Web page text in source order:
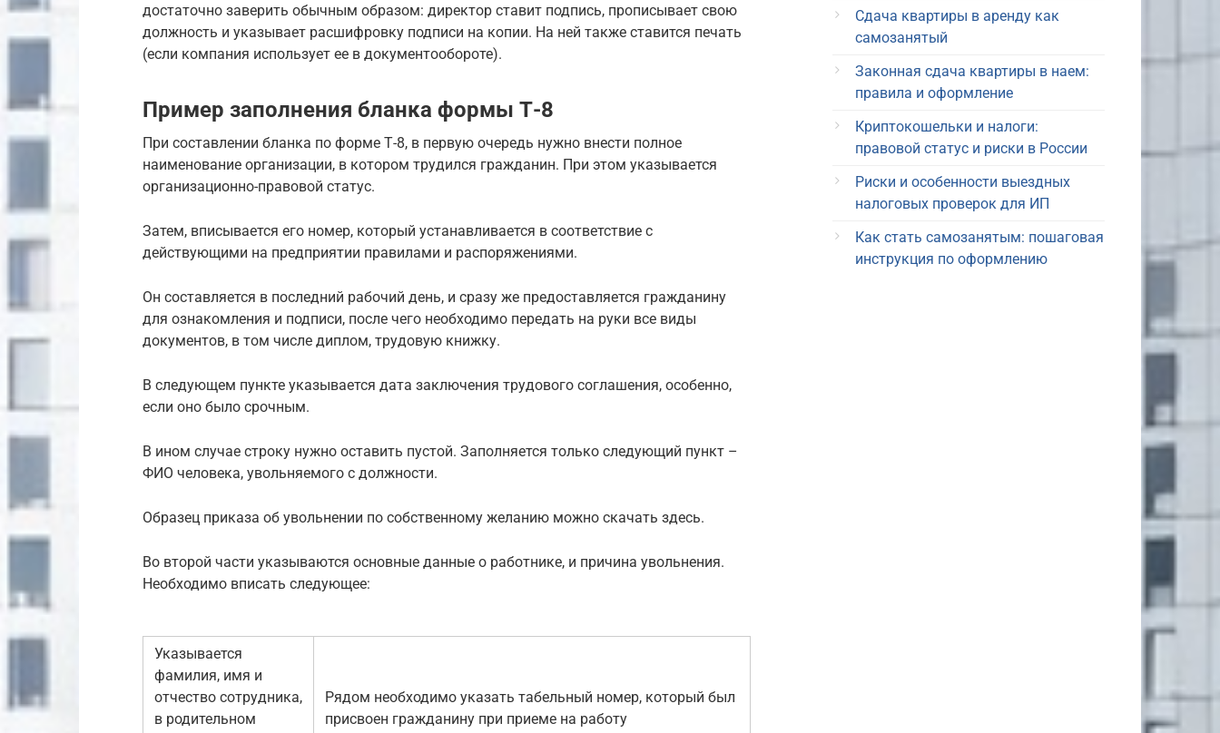
достаточно заверить обычным образом: директор ставит подпись, прописывает свою
должность и указывает расшифровку подписи на копии. На ней также ставится печать
(если компания использует ее в документообороте).
Пример заполнения бланка формы Т-8
При составлении бланка по форме Т-8, в первую очередь нужно внести полное
наименование организации, в котором трудился гражданин. При этом указывается
организационно-правовой статус.
Затем, вписывается его номер, который устанавливается в соответствие с
действующими на предприятии правилами и распоряжениями.
Он составляется в последний рабочий день, и сразу же предоставляется гражданину
для ознакомления и подписи, после чего необходимо передать на руки все виды
документов, в том числе диплом, трудовую книжку.
В следующем пункте указывается дата заключения трудового соглашения, особенно,
если оно было срочным.
В ином случае строку нужно оставить пустой. Заполняется только следующий пункт –
ФИО человека, увольняемого с должности.
Образец приказа об увольнении по собственному желанию можно скачать здесь.
Во второй части указываются основные данные о работнике, и причина увольнения.
Необходимо вписать следующее:
Указывается
фамилия, имя и
отчество сотрудника,
в родительном
Рядом необходимо указать табельный номер, который был
присвоен гражданину при приеме на работу
Сдача квартиры в аренду как
самозанятый
Законная сдача квартиры в наем:
правила и оформление
Криптокошельки и налоги:
правовой статус и риски в России
Риски и особенности выездных
налоговых проверок для ИП
Как стать самозанятым: пошаговая
инструкция по оформлению